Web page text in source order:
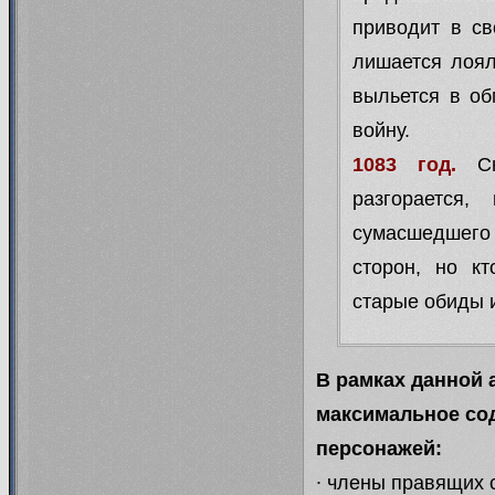
Вкрадчивое
таких ролях и давно
недопустим. Не увидим
Post Scriptum. А Феанир,
ему стоит немедленно
Заключено
посвящённой нашему
Для особо
открывался. Когда это
Временно это ролевая только
приводит в
лишается
выльется в
войну.
1083 год.
сторон, но
старые обиды
В рамках данной
максимальное
персонажей:
∙ члены правящих